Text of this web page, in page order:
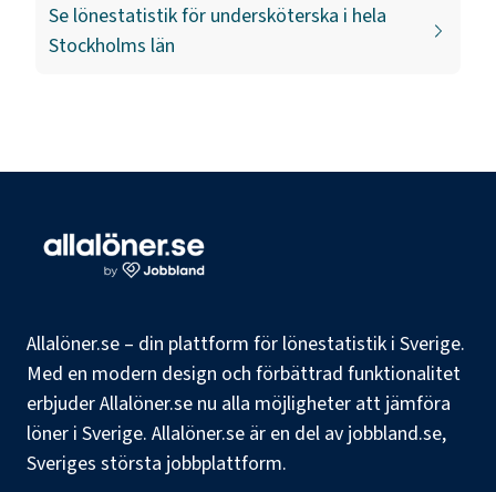
Se lönestatistik för undersköterska i hela
Stockholms län
Allalöner.se – din plattform för lönestatistik i Sverige.
Med en modern design och förbättrad funktionalitet
erbjuder Allalöner.se nu alla möjligheter att jämföra
löner i Sverige. Allalöner.se är en del av jobbland.se,
Sveriges största jobbplattform.